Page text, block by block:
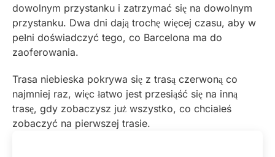
dowolnym przystanku i zatrzymać się na dowolnym
przystanku. Dwa dni dają trochę więcej czasu, aby w
pełni doświadczyć tego, co Barcelona ma do
zaoferowania.
Trasa niebieska pokrywa się z trasą czerwoną co
najmniej raz, więc łatwo jest przesiąść się na inną
trasę, gdy zobaczysz już wszystko, co chciałeś
zobaczyć na pierwszej trasie.